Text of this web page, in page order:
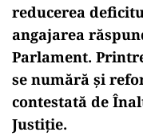
reducerea
angajarea
Parlament.
se numără şi
contestată de
Justiţie.